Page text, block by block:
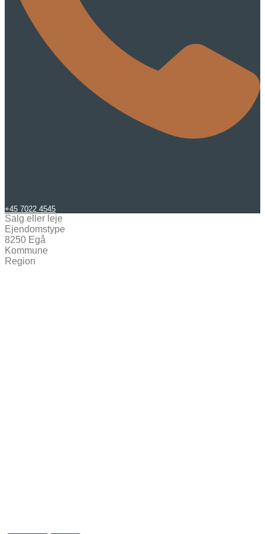
+45 7022 4545
Salg eller leje
Ejendomstype
8250 Egå
Kommune
Region